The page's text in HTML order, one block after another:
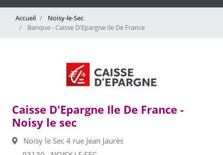
Accueil
Noisy-le-Sec
Banque - Caisse D'Epargne Ile De France
Caisse D'Epargne Ile De France -
Noisy le sec
Noisy le Sec 4 rue Jean Jaurès